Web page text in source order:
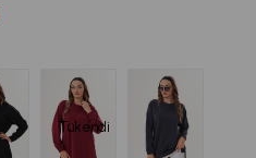
Tükendi